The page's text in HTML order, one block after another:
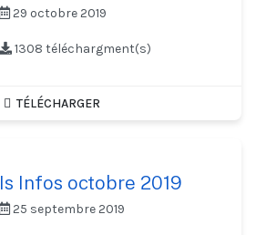
29 octobre 2019
1308 téléchargment(s)
TÉLÉCHARGER
Is Infos octobre 2019
25 septembre 2019